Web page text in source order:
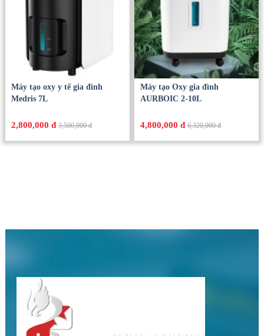
Máy tạo oxy y tế gia đình
Medris 7L
2,800,000 đ 3,500,000 đ
Máy tạo Oxy gia đình
AURBOIC 2-10L
4,800,000 đ 6,320,000 đ